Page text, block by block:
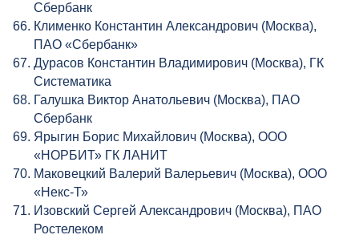
Сбербанк
Клименко Константин Александрович (Москва),
ПАО «Сбербанк»
Дурасов Константин Владимирович (Москва), ГК
Систематика
Галушка Виктор Анатольевич (Москва), ПАО
Сбербанк
Ярыгин Борис Михайлович (Москва), ООО
«НОРБИТ» ГК ЛАНИТ
Маковецкий Валерий Валерьевич (Москва), ООО
«Некс-Т»
Изовский Сергей Александрович (Москва), ПАО
Ростелеком